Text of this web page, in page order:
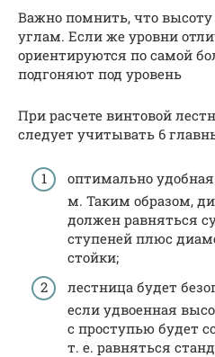
Важно помнить, что
углам. Если же уровни
ориентируются по самой
подгоняют под уровень
При расчете винтовой
следует учитывать 6
оптимально
м. Таким образом,
должен равняться
ступеней плюс
стойки;
лестница будет
если удвоенная
с проступью будет
т. е. равняться